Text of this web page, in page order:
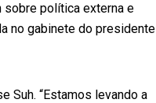
sobre política externa e
no gabinete do presidente
Suh. “Estamos levando a